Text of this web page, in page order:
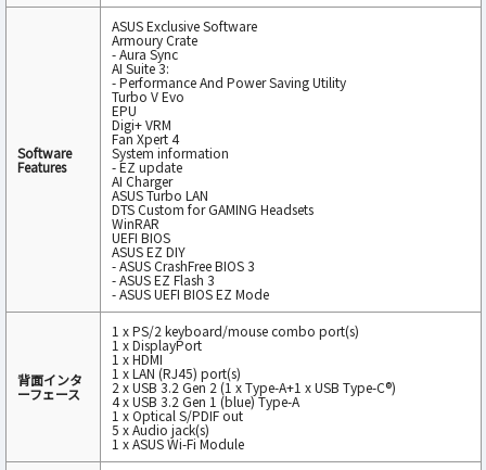
Software
Features
ASUS Exclusive Software
Armoury Crate
- Aura Sync
AI Suite 3:
- Performance And Power Saving Utility
Turbo V Evo
EPU
Digi+ VRM
Fan Xpert 4
System information
- EZ update
AI Charger
ASUS Turbo LAN
DTS Custom for GAMING Headsets
WinRAR
UEFI BIOS
ASUS EZ DIY
- ASUS CrashFree BIOS 3
- ASUS EZ Flash 3
- ASUS UEFI BIOS EZ Mode
背面インタ
ーフェース
1 x PS/2 keyboard/mouse combo port(s)
1 x DisplayPort
1 x HDMI
1 x LAN (RJ45) port(s)
2 x USB 3.2 Gen 2 (1 x Type-A+1 x USB Type-C®)
4 x USB 3.2 Gen 1 (blue) Type-A
1 x Optical S/PDIF out
5 x Audio jack(s)
1 x ASUS Wi-Fi Module